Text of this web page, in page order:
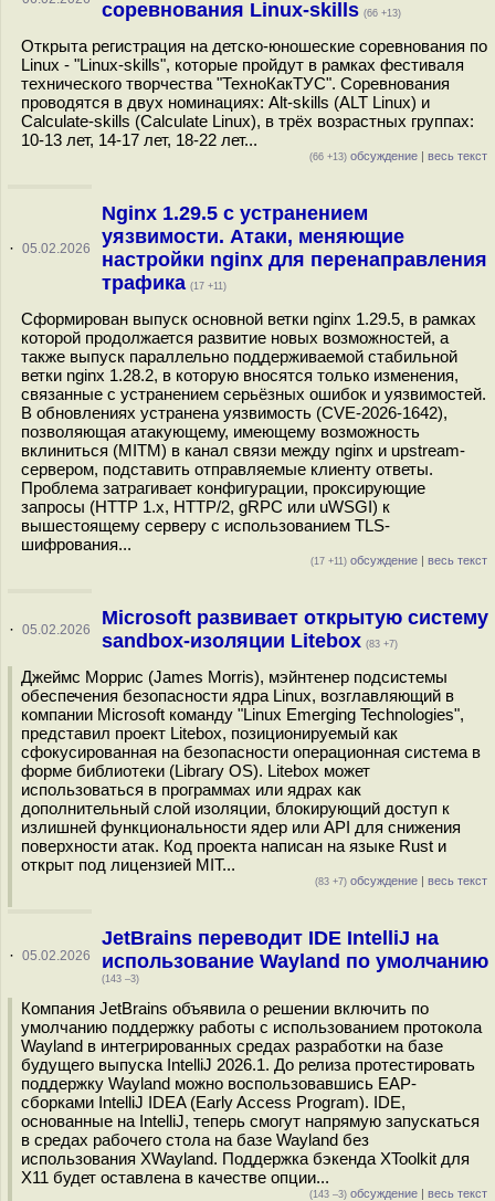
соревнования Linux-skills (66 +13)
Открыта регистрация на детско-юношеские соревнования по
Linux - "Linux-skills", которые пройдут в рамках фестиваля
технического творчества "ТехноКакТУС". Соревнования
проводятся в двух номинациях: Alt-skills (ALT Linux) и
Calculate-skills (Calculate Linux), в трёх возрастных группах:
10-13 лет, 14-17 лет, 18-22 лет...
(66 +13) обсуждение | весь текст
· 05.02.2026
Nginx 1.29.5 с устранением
уязвимости. Атаки, меняющие
настройки nginx для перенаправления
трафика (17 +11)
Сформирован выпуск основной ветки nginx 1.29.5, в рамках
которой продолжается развитие новых возможностей, а
также выпуск параллельно поддерживаемой стабильной
ветки nginx 1.28.2, в которую вносятся только изменения,
связанные с устранением серьёзных ошибок и уязвимостей.
В обновлениях устранена уязвимость (CVE-2026-1642),
позволяющая атакующему, имеющему возможность
вклиниться (MITM) в канал связи между nginx и upstream-
сервером, подставить отправляемые клиенту ответы.
Проблема затрагивает конфигурации, проксирующие
запросы (HTTP 1.x, HTTP/2, gRPC или uWSGI) к
вышестоящему серверу с использованием TLS-
шифрования...
(17 +11) обсуждение | весь текст
· 05.02.2026
Microsoft развивает открытую систему
sandbox-изоляции Litebox (83 +7)
Джеймс Моррис (James Morris), мэйнтенер подсистемы
обеспечения безопасности ядра Linux, возглавляющий в
компании Microsoft команду "Linux Emerging Technologies",
представил проект Litebox, позиционируемый как
сфокусированная на безопасности операционная система в
форме библиотеки (Library OS). Litebox может
использоваться в программах или ядрах как
дополнительный слой изоляции, блокирующий доступ к
излишней функциональности ядер или API для снижения
поверхности атак. Код проекта написан на языке Rust и
открыт под лицензией MIT...
(83 +7) обсуждение | весь текст
· 05.02.2026
JetBrains переводит IDE IntelliJ на
использование Wayland по умолчанию
(143 –3)
Компания JetBrains объявила о решении включить по
умолчанию поддержку работы с использованием протокола
Wayland в интегрированных средах разработки на базе
будущего выпуска IntelliJ 2026.1. До релиза протестировать
поддержку Wayland можно воспользовавшись EAP-
сборками IntelliJ IDEA (Early Access Program). IDE,
основанные на IntelliJ, теперь смогут напрямую запускаться
в средах рабочего стола на базе Wayland без
использования XWayland. Поддержка бэкенда XToolkit для
X11 будет оставлена в качестве опции...
(143 –3) обсуждение | весь текст